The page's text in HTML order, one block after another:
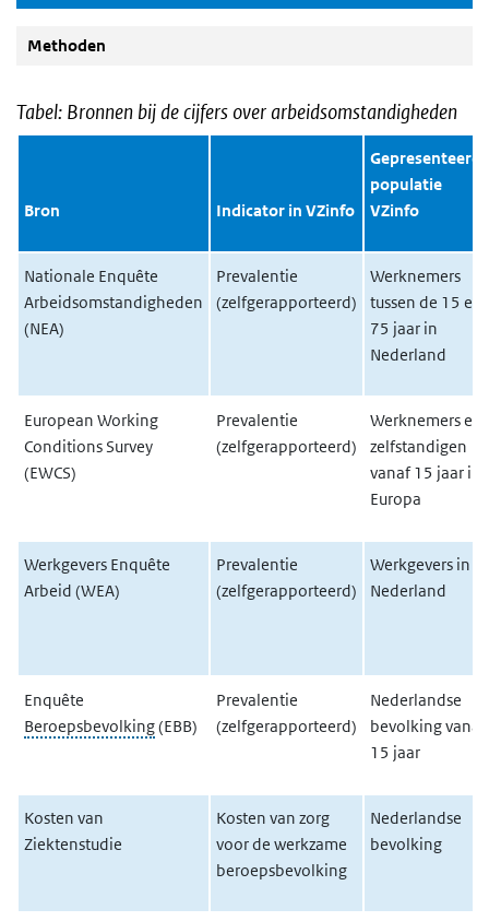
Methoden
Tabel: Bronnen bij de cijfers over arbeidsomstandigheden
Bron Indicator in VZinfo
Gepresenteerde
populatie
VZinfo
Nationale Enquête
Arbeidsomstandigheden
(NEA)
Prevalentie
(zelfgerapporteerd)
Werknemers
tussen de 15 en
75 jaar in
Nederland
European Working
Conditions Survey
(EWCS)
Prevalentie
(zelfgerapporteerd)
Werknemers en
zelfstandigen
vanaf 15 jaar in
Europa
Werkgevers Enquête
Arbeid (WEA)
Prevalentie
(zelfgerapporteerd)
Werkgevers in
Nederland
Enquête
Beroepsbevolking(EBB)
Prevalentie
(zelfgerapporteerd)
Nederlandse
bevolking vanaf
15 jaar
Kosten van
Ziektenstudie
Kosten van zorg
voor de werkzame
beroepsbevolking
Nederlandse
bevolking